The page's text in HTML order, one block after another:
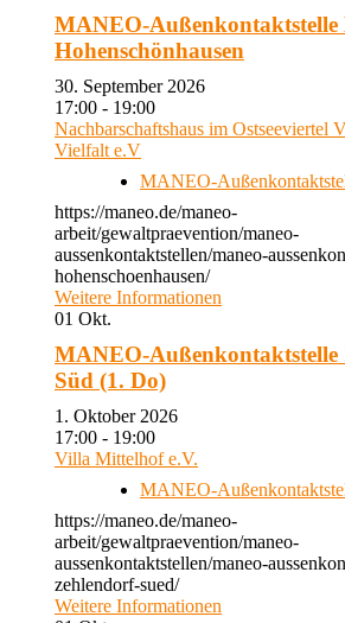
MANEO-Außenkontaktstelle
Hohenschönhausen
30. September 2026
17:00 - 19:00
Nachbarschaftshaus im Ostseeviertel
Vielfalt e.V
MANEO-
https://maneo.de/maneo-
arbeit/gewaltpraevention/maneo-
aussenkontaktstellen/maneo-
hohenschoenhausen/
Weitere Informationen
01 Okt.
MANEO-Außenkontaktstelle
Süd (1. Do)
1. Oktober 2026
17:00 - 19:00
Villa Mittelhof e.V.
MANEO-
https://maneo.de/maneo-
arbeit/gewaltpraevention/maneo-
aussenkontaktstellen/maneo-
zehlendorf-sued/
Weitere Informationen